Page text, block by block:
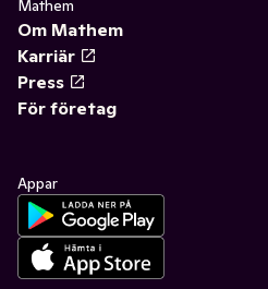
Mathem
Om Mathem
Karriär
Press
För företag
Appar